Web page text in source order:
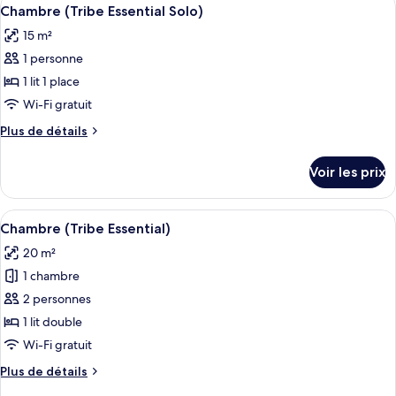
jumeaux
(Tribe
Extra)
de
Chambre
avec
jumeaux
(Tribe
toutes
les
photos
pour
ce
type
de
Chambre
(Tribe
Essential
Solo)
14
Chambre (Tribe Essential Solo)
15 m²
1 personne
1 lit 1 place
Wi-Fi gratuit
Plus de détails
Plus
le
type
de
Chambre
(Tribe
Essential
Solo)
Voir les prix
Afficher
toutes
les
photos
pour
ce
type
chambre :
Une chambre d’hôtel avec un lit,
16
Chambre (Tribe Essential)
20 m²
1 chambre
2 personnes
1 lit double
Wi-Fi gratuit
Plus de détails
Plus